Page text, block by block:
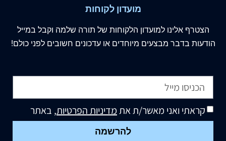
מועדון לקוחות
הצטרף אלינו למועדון הלקוחות של תורה שלמה וקבל במייל
הודעות בדבר מבצעים מיוחדים או עדכונים חשובים לפני כולם!
קראתי ואני מאשר/ת אתמדיניות הפרטיות, באתר
להרשמה